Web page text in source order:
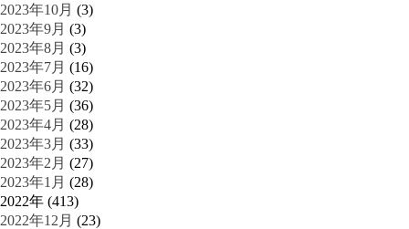
2023年10月 (3)
2023年9月 (3)
2023年8月 (3)
2023年7月 (16)
2023年6月 (32)
2023年5月 (36)
2023年4月 (28)
2023年3月 (33)
2023年2月 (27)
2023年1月 (28)
2022年 (413)
2022年12月 (23)